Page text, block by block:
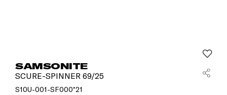
SAMSONITE
SCURE-SPINNER 69/25
S10U-001-SF000*21